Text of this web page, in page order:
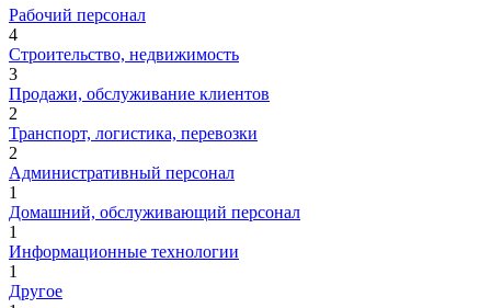
Рабочий персонал
4
Строительство, недвижимость
3
Продажи, обслуживание клиентов
2
Транспорт, логистика, перевозки
2
Административный персонал
1
Домашний, обслуживающий персонал
1
Информационные технологии
1
Другое